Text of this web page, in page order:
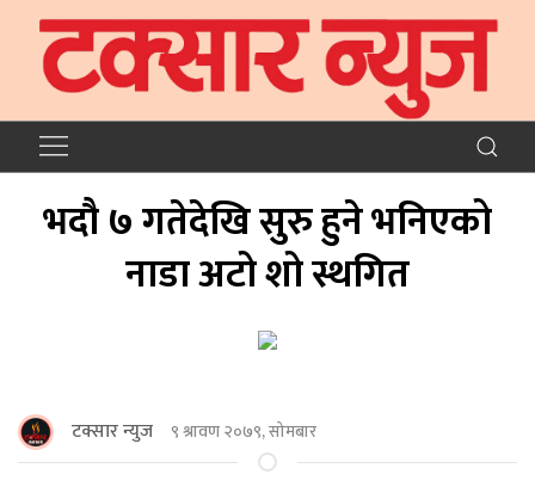
भदौ ७ गतेदेखि सुरु हुने भनिएको
नाडा अटो शो स्थगित
टक्सार न्युज ९ श्रावण २०७९, सोमबार